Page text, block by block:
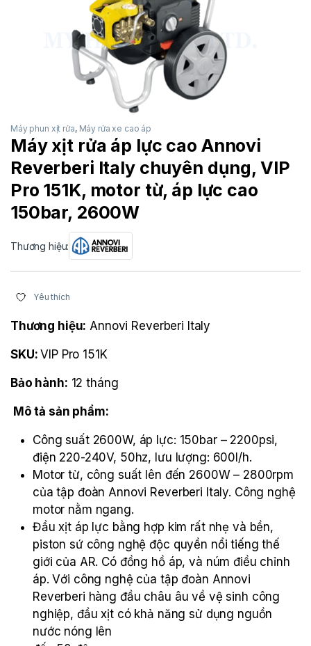
Máy phun xịt rửa, Máy rửa xe cao áp
Máy xịt rửa áp lực cao Annovi
Reverberi Italy chuyên dụng, VIP
Pro 151K, motor từ, áp lực cao
150bar, 2600W
Thương hiệu:
Yêu thích
Thương hiệu: Annovi Reverberi Italy
SKU:VIP Pro 151K
Bảo hành: 12 tháng
Mô tả sản phẩm:
Công suất 2600W, áp lực: 150bar – 2200psi,
điện 220-240V, 50hz, lưu lượng: 600l/h.
Motor từ, công suất lên đến 2600W – 2800rpm
của tập đoàn Annovi Reverberi Italy. Công nghệ
motor nằm ngang.
Đầu xịt áp lực bằng hợp kim rất nhẹ và bền,
piston sứ công nghệ độc quyền nổi tiếng thế
giới của AR. Có đồng hồ áp, và núm điều chỉnh
áp. Với công nghệ của tập đoàn Annovi
Reverberi hàng đầu châu âu về vệ sinh công
nghiệp, đầu xịt có khả năng sử dụng nguồn
nước nóng lên